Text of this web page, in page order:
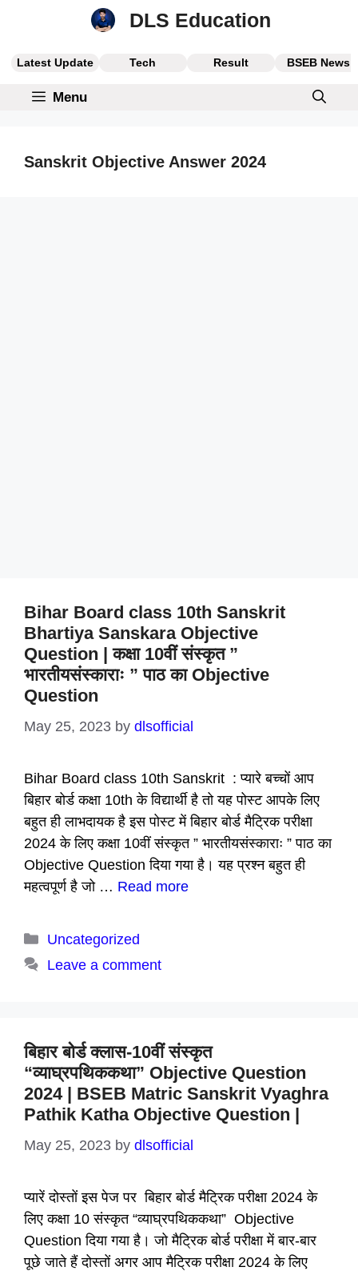
DLS Education
Latest Update Tech Result BSEB News
Menu
Sanskrit Objective Answer 2024
Bihar Board class 10th Sanskrit
Bhartiya Sanskara Objective
Question | कक्षा 10वीं संस्कृत ”
भारतीयसंस्काराः ” पाठ का Objective
Question
May 25, 2023 by dlsofficial
Bihar Board class 10th Sanskrit : प्यारे बच्चों आप
बिहार बोर्ड कक्षा 10th के विद्यार्थी है तो यह पोस्ट आपके लिए
बहुत ही लाभदायक है इस पोस्ट में बिहार बोर्ड मैट्रिक परीक्षा
2024 के लिए कक्षा 10वीं संस्कृत ” भारतीयसंस्काराः ” पाठ का
Objective Question दिया गया है। यह प्रश्न बहुत ही
महत्वपूर्ण है जो … Read more
Categories
Uncategorized
Leave a comment
बिहार बोर्ड क्लास-10वीं संस्कृत
“व्याघ्रपथिककथा” Objective Question
2024 | BSEB Matric Sanskrit Vyaghra
Pathik Katha Objective Question |
May 25, 2023 by dlsofficial
प्यारें दोस्तों इस पेज पर बिहार बोर्ड मैट्रिक परीक्षा 2024 के
लिए कक्षा 10 संस्कृत “व्याघ्रपथिककथा” Objective
Question दिया गया है। जो मैट्रिक बोर्ड परीक्षा में बार-बार
पूछे जाते हैं दोस्तों अगर आप मैट्रिक परीक्षा 2024 के लिए